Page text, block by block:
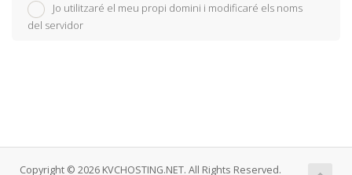
Jo utilitzaré el meu propi domini i modificaré els noms
del servidor
Copyright © 2026 KVCHOSTING.NET. All Rights Reserved.